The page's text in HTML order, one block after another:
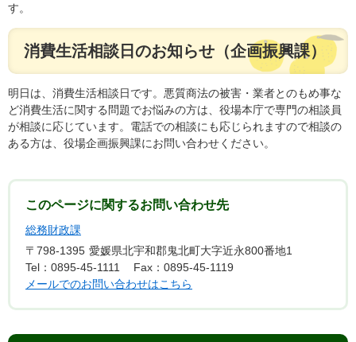
す。
消費生活相談日のお知らせ（企画振興課）
明日は、消費生活相談日です。悪質商法の被害・業者とのもめ事な
ど消費生活に関する問題でお悩みの方は、役場本庁で専門の相談員
が相談に応じています。電話での相談にも応じられますので相談の
ある方は、役場企画振興課にお問い合わせください。
このページに関するお問い合わせ先
総務財政課
〒798-1395 愛媛県北宇和郡鬼北町大字近永800番地1
Tel：0895-45-1111
Fax：0895-45-1119
メールでのお問い合わせはこちら